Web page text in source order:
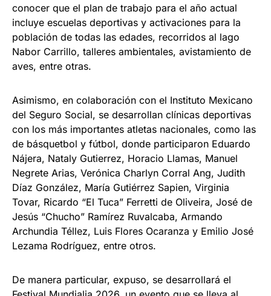
conocer que el plan de trabajo para el año actual
incluye escuelas deportivas y activaciones para la
población de todas las edades, recorridos al lago
Nabor Carrillo, talleres ambientales, avistamiento de
aves, entre otras.
Asimismo, en colaboración con el Instituto Mexicano
del Seguro Social, se desarrollan clínicas deportivas
con los más importantes atletas nacionales, como las
de básquetbol y fútbol, donde participaron Eduardo
Nájera, Nataly Gutierrez, Horacio Llamas, Manuel
Negrete Arias, Verónica Charlyn Corral Ang, Judith
Díaz González, María Gutiérrez Sapien, Virginia
Tovar, Ricardo “El Tuca” Ferretti de Oliveira, José de
Jesús “Chucho” Ramírez Ruvalcaba, Armando
Archundia Téllez, Luis Flores Ocaranza y Emilio José
Lezama Rodríguez, entre otros.
De manera particular, expuso, se desarrollará el